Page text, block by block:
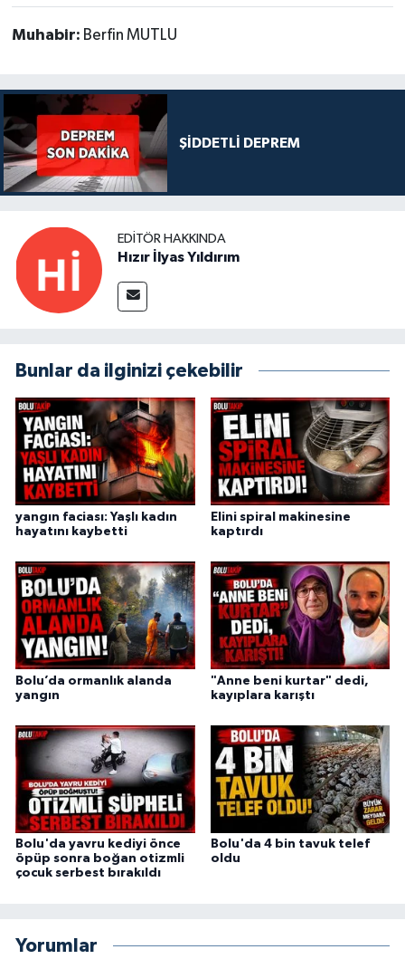
Muhabir: Berfin MUTLU
ŞİDDETLİ DEPREM
EDITÖR HAKKINDA
Hızır İlyas Yıldırım
Bunlar da ilginizi çekebilir
yangın faciası: Yaşlı kadın
hayatını kaybetti
Elini spiral makinesine
kaptırdı
Bolu’da ormanlık alanda
yangın
"Anne beni kurtar" dedi,
kayıplara karıştı
Bolu'da yavru kediyi önce
öpüp sonra boğan otizmli
çocuk serbest bırakıldı
Bolu'da 4 bin tavuk telef
oldu
Yorumlar